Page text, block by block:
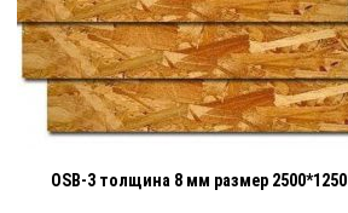
OSB-3 толщина 8 мм размер 2500*1250